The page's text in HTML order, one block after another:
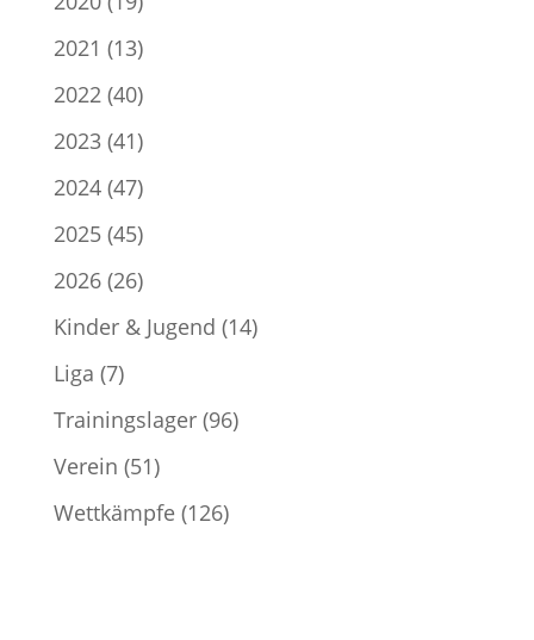
2021 (13)
2022(40)
2023(41)
2024(47)
2025(45)
2026(26)
Kinder & Jugend (14)
Liga (7)
Trainingslager(96)
Verein (51)
Wettkämpfe(126)